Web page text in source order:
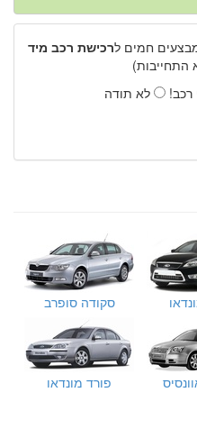
חמים לרכישת רכב מיד
התחייבות)
רכב!
לא תודה
סקודה סופרב
פורד מונדאו